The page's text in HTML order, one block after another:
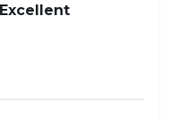
Excellent